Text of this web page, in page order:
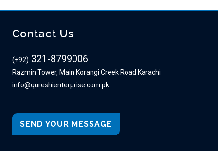
Contact Us
(+92) 321-8799006
Razmin Tower, Main Korangi Creek Road Karachi
info@qureshienterprise.com.pk
SEND YOUR MESSAGE